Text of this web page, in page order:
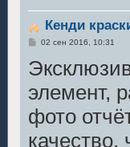
Кенди
С
о
б
е
н
и
е
02 сен 2016, 10:31
элемент,
фото
качество,